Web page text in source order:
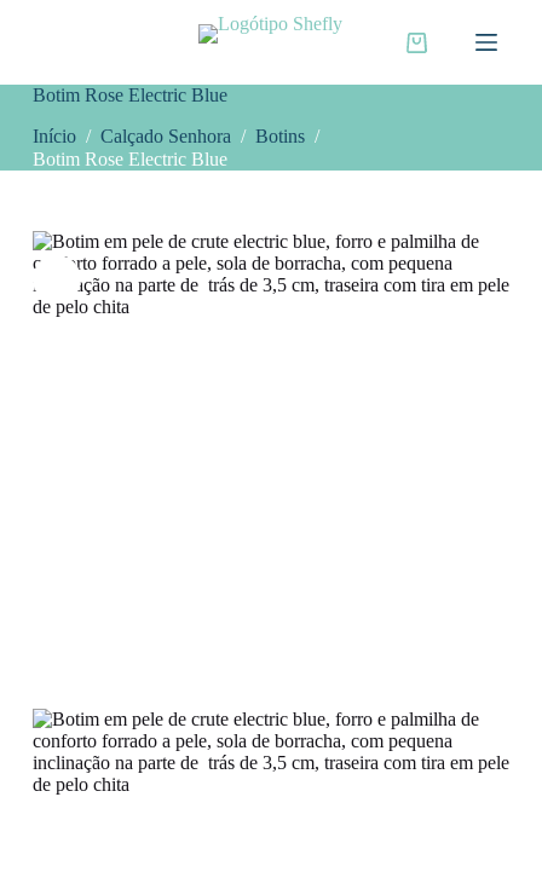
a
p
r
o
Carrinho
Botim Rose Electric Blue
Início / Calçado Senhora / Botins /
Botim Rose Electric Blue